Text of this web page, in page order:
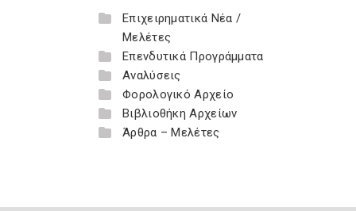
Επιχειρηματικά Νέα /
Μελέτες
Επενδυτικά Προγράμματα
Αναλύσεις
Φορολογικό Αρχείο
Βιβλιοθήκη Αρχείων
Άρθρα – Μελέτες